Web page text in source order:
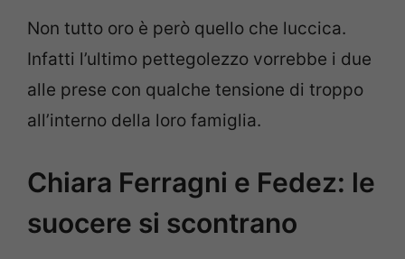
Non tutto oro è però quello che luccica.
Infatti l’ultimo pettegolezzo vorrebbe i due
alle prese con qualche tensione di troppo
all’interno della loro famiglia.
Chiara Ferragni e Fedez: le
suocere si scontrano